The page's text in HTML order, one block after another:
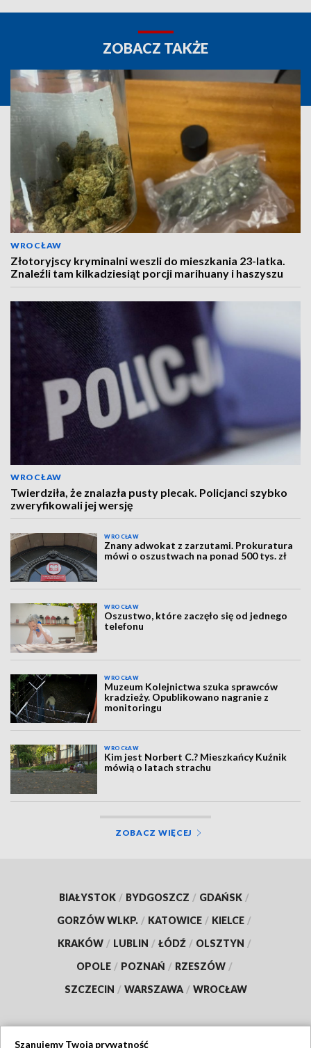
ZOBACZ TAKŻE
WROCŁAW
Złotoryjscy kryminalni weszli do mieszkania 23-latka.
Znaleźli tam kilkadziesiąt porcji marihuany i haszyszu
WROCŁAW
Twierdziła, że znalazła pusty plecak. Policjanci szybko
zweryfikowali jej wersję
WROCŁAW
Znany adwokat z zarzutami. Prokuratura
mówi o oszustwach na ponad 500 tys. zł
WROCŁAW
Oszustwo, które zaczęło się od jednego
telefonu
WROCŁAW
Muzeum Kolejnictwa szuka sprawców
kradzieży. Opublikowano nagranie z
monitoringu
WROCŁAW
Kim jest Norbert C.? Mieszkańcy Kuźnik
mówią o latach strachu
ZOBACZ WIĘCEJ
BIAŁYSTOK / BYDGOSZCZ / GDAŃSK /
GORZÓW WLKP. / KATOWICE / KIELCE /
KRAKÓW / LUBLIN / ŁÓDŹ / OLSZTYN /
OPOLE / POZNAŃ / RZESZÓW /
SZCZECIN / WARSZAWA / WROCŁAW
Szanujemy Twoją prywatność